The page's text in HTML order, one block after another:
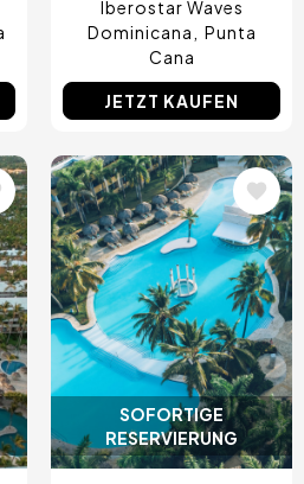
Iberostar Waves
Dominicana
Punta
Cana
JETZT KAUFEN
SOFORTIGE
RESERVIERUNG
Bild